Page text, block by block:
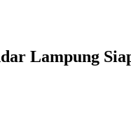
Lampung